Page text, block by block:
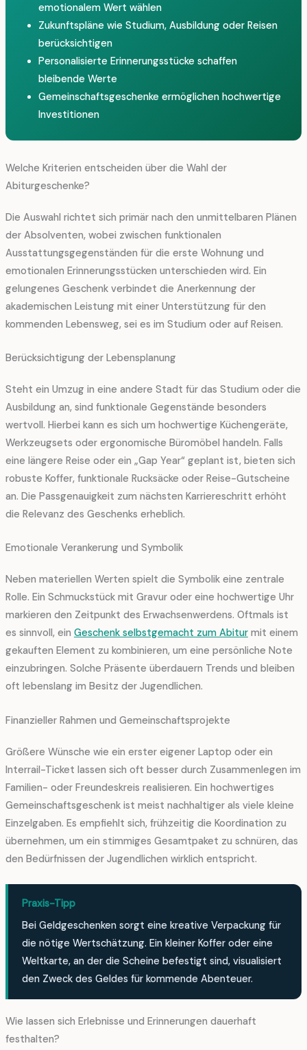
emotionalem Wert wählen
Zukunftspläne wie Studium, Ausbildung oder Reisen
berücksichtigen
Personalisierte Erinnerungsstücke schaffen
bleibende Werte
Gemeinschaftsgeschenke ermöglichen hochwertige
Investitionen
Welche Kriterien entscheiden über die Wahl der
Abiturgeschenke?
Die Auswahl richtet sich primär nach den unmittelbaren Plänen
der Absolventen, wobei zwischen funktionalen
Ausstattungsgegenständen für die erste Wohnung und
emotionalen Erinnerungsstücken unterschieden wird. Ein
gelungenes Geschenk verbindet die Anerkennung der
akademischen Leistung mit einer Unterstützung für den
kommenden Lebensweg, sei es im Studium oder auf Reisen.
Berücksichtigung der Lebensplanung
Steht ein Umzug in eine andere Stadt für das Studium oder die
Ausbildung an, sind funktionale Gegenstände besonders
wertvoll. Hierbei kann es sich um hochwertige Küchengeräte,
Werkzeugsets oder ergonomische Büromöbel handeln. Falls
eine längere Reise oder ein „Gap Year“ geplant ist, bieten sich
robuste Koffer, funktionale Rucksäcke oder Reise-Gutscheine
an. Die Passgenauigkeit zum nächsten Karriereschritt erhöht
die Relevanz des Geschenks erheblich.
Emotionale Verankerung und Symbolik
Neben materiellen Werten spielt die Symbolik eine zentrale
Rolle. Ein Schmuckstück mit Gravur oder eine hochwertige Uhr
markieren den Zeitpunkt des Erwachsenwerdens. Oftmals ist
es sinnvoll, ein Geschenk selbstgemacht zum Abiturmit einem
gekauften Element zu kombinieren, um eine persönliche Note
einzubringen. Solche Präsente überdauern Trends und bleiben
oft lebenslang im Besitz der Jugendlichen.
Finanzieller Rahmen und Gemeinschaftsprojekte
Größere Wünsche wie ein erster eigener Laptop oder ein
Interrail-Ticket lassen sich oft besser durch Zusammenlegen im
Familien- oder Freundeskreis realisieren. Ein hochwertiges
Gemeinschaftsgeschenk ist meist nachhaltiger als viele kleine
Einzelgaben. Es empfiehlt sich, frühzeitig die Koordination zu
übernehmen, um ein stimmiges Gesamtpaket zu schnüren, das
den Bedürfnissen der Jugendlichen wirklich entspricht.
Praxis-Tipp
Bei Geldgeschenken sorgt eine kreative Verpackung für
die nötige Wertschätzung. Ein kleiner Koffer oder eine
Weltkarte, an der die Scheine befestigt sind, visualisiert
den Zweck des Geldes für kommende Abenteuer.
Wie lassen sich Erlebnisse und Erinnerungen dauerhaft
festhalten?